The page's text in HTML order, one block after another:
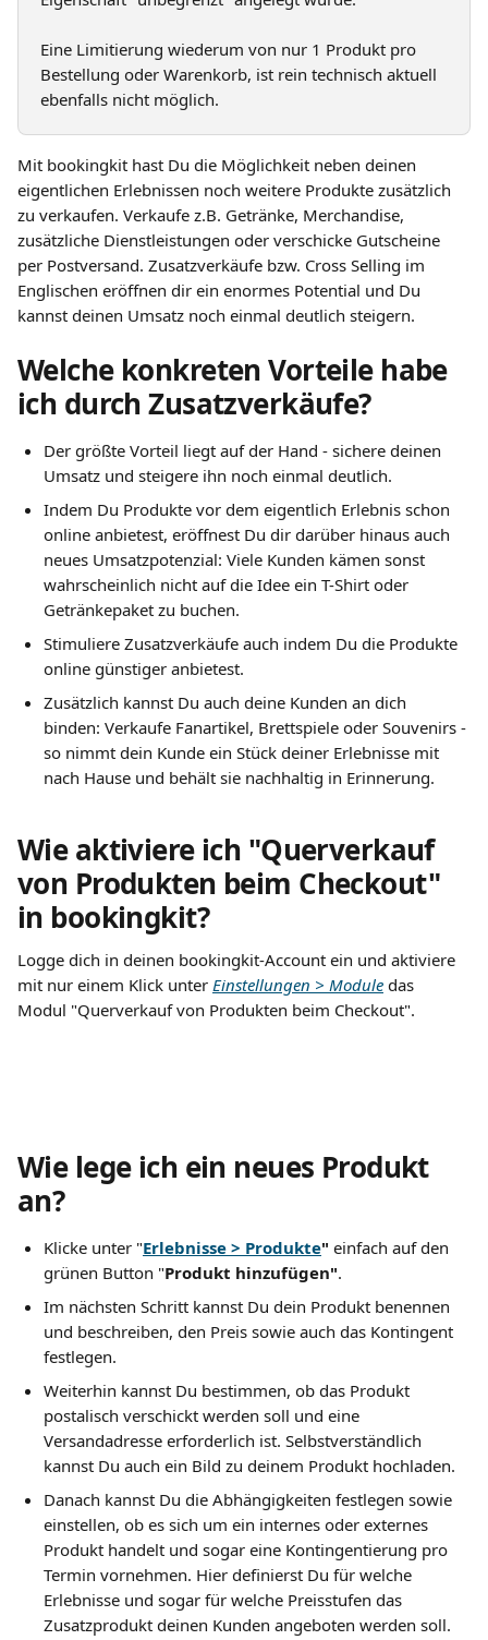
Eine Limitierung wiederum von nur 1 Produkt pro
Bestellung oder Warenkorb, ist rein technisch aktuell
ebenfalls nicht möglich.
Mit bookingkit hast Du die Möglichkeit neben deinen
eigentlichen Erlebnissen noch weitere Produkte zusätzlich
zu verkaufen. Verkaufe z.B. Getränke, Merchandise,
zusätzliche Dienstleistungen oder verschicke Gutscheine
per Postversand. Zusatzverkäufe bzw. Cross Selling im
Englischen eröffnen dir ein enormes Potential und Du
kannst deinen Umsatz noch einmal deutlich steigern.
Welche konkreten Vorteile habe
ich durch Zusatzverkäufe?
Der größte Vorteil liegt auf der Hand - sichere deinen
Umsatz und steigere ihn noch einmal deutlich.
Indem Du Produkte vor dem eigentlich Erlebnis schon
online anbietest, eröffnest Du dir darüber hinaus auch
neues Umsatzpotenzial: Viele Kunden kämen sonst
wahrscheinlich nicht auf die Idee ein T-Shirt oder
Getränkepaket zu buchen.
Stimuliere Zusatzverkäufe auch indem Du die Produkte
online günstiger anbietest.
Zusätzlich kannst Du auch deine Kunden an dich
binden: Verkaufe Fanartikel, Brettspiele oder Souvenirs -
so nimmt dein Kunde ein Stück deiner Erlebnisse mit
nach Hause und behält sie nachhaltig in Erinnerung.
Wie aktiviere ich "Querverkauf
von Produkten beim Checkout"
in bookingkit?
Logge dich in deinen bookingkit-Account ein und aktiviere
mit nur einem Klick unter Einstellungen > Module das
Modul "Querverkauf von Produkten beim Checkout".
Wie lege ich ein neues Produkt
an?
Klicke unter "Erlebnisse > Produkte" einfach auf den
grünen Button "Produkt hinzufügen".
Im nächsten Schritt kannst Du dein Produkt benennen
und beschreiben, den Preis sowie auch das Kontingent
festlegen.
Weiterhin kannst Du bestimmen, ob das Produkt
postalisch verschickt werden soll und eine
Versandadresse erforderlich ist. Selbstverständlich
kannst Du auch ein Bild zu deinem Produkt hochladen.
Danach kannst Du die Abhängigkeiten festlegen sowie
einstellen, ob es sich um ein internes oder externes
Produkt handelt und sogar eine Kontingentierung pro
Termin vornehmen. Hier definierst Du für welche
Erlebnisse und sogar für welche Preisstufen das
Zusatzprodukt deinen Kunden angeboten werden soll.